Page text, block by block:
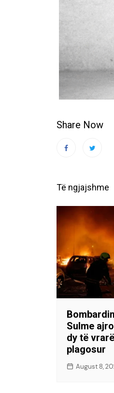
Share Now
Të ngjajshme
Sulme
dy të
plagosur
August 8,